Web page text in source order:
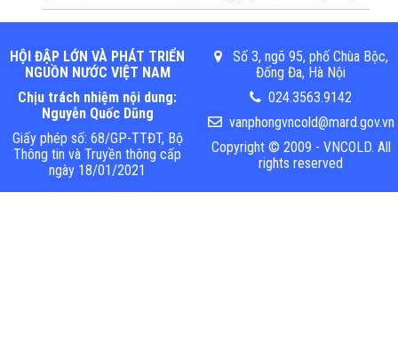
HỘI ĐẬP LỚN VÀ PHÁT TRIỂN
NGUỒN NƯỚC VIỆT NAM
Chịu trách nhiệm nội dung:
Nguyễn Quốc Dũng
Giấy phép số: 68/GP-TTĐT, Bộ
Thông tin và Truyền thông cấp
ngày 18/01/2021
Số 3, ngõ 95, phố Chùa Bộc,
Đống Đa, Hà Nội
024.3563.9142
vanphongvncold@mard.gov.vn
Copyright © 2009 - VNCOLD. All
rights reserved